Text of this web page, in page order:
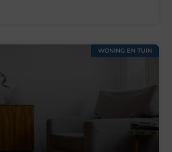
WONING EN TUIN